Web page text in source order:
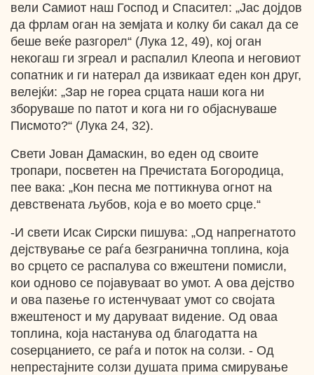
вели Самиот наш Господ и Спасител: „Јас дојдов
да фрлам оган на земјата и колку би сакал да се
беше веќе разгорел“ (Лука 12, 49), кој оган
некогаш ги згреал и распалил Клеопа и неговиот
сопатник и ги натерал да извикаат еден кон друг,
велејќи: „Зар не гореа срцата наши кога ни
зборуваше по патот и кога ни го објаснуваше
Писмото?“ (Лука 24, 32).
Свети Јован Дамаскин, во еден од своите
тропари, посветен на Пречистата Богородица,
пее вака: „Кон песна ме поттикнува огнот на
девствената љубов, која е во моето срце.“
-И свети Исак Сирски пишува: „Од напрегнатото
дејствување се раѓа безгранична топлина, која
во срцето се распалува со вжештени помисли,
кои одново се појавуваат во умот. А ова дејство
и ова пазење го истенчуваат умот со својата
вжештеност и му даруваат видение. Од оваа
топлина, која настанува од благодатта на
соѕерцанието, се раѓа и поток на солзи. - Од
непрестајните солзи душата прима смирување